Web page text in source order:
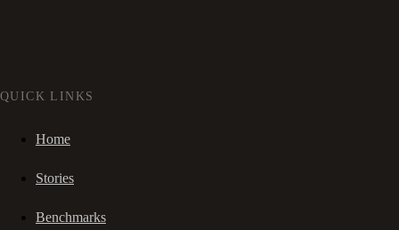
QUICK LINKS
Home
Stories
Benchmarks